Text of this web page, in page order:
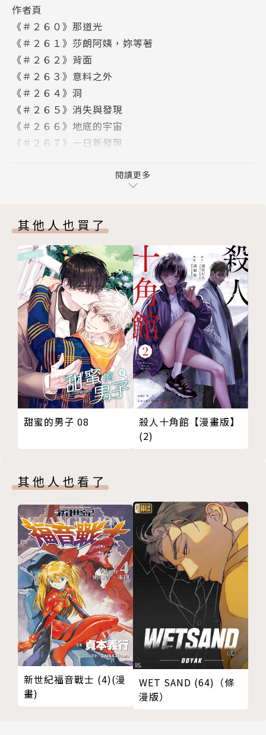
譯者簡介
施凡
譯有宇宙兄弟、境界之輪迴等作品。
作者頁
《＃２６０》那道光
《＃２６１》莎朗阿姨，妳等著
《＃２６２》背面
《＃２６３》意料之外
《＃２６４》洞
《＃２６５》消失與發現
《＃２６６》地底的宇宙
《＃２６７》一日新發現
閱讀更多
其他人也買了
甜蜜的男子 08
殺人十角館【漫畫版】
(2)
其他人也看了
新世紀福音戰士 (4)(漫
畫)
WET SAND (64)（條
漫版）